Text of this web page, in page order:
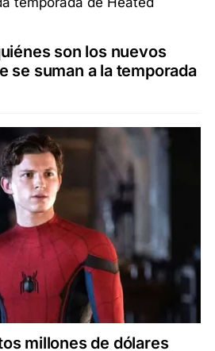
son los nuevos
se suman a la temporada
millones de dólares